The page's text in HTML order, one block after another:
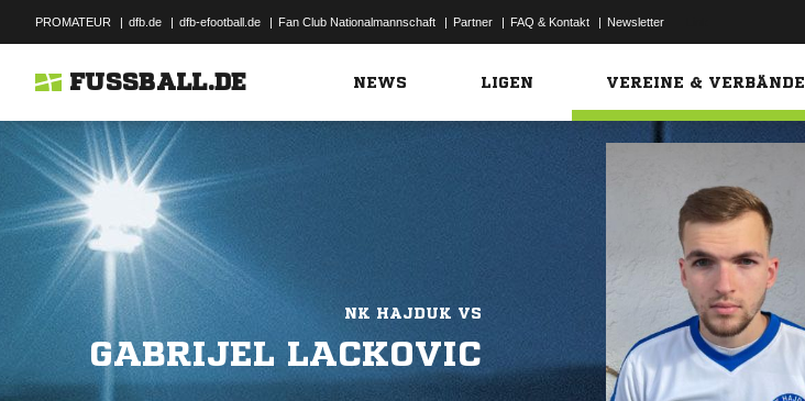
PROMATEUR | dfb.de | dfb-efootball.de | Fan Club Nationalmannschaft | Partner | FAQ & Kontakt | Newsletter
FUSSBALL.DE NEWS LIGEN VEREINE & VERBÄNDE
NK HAJDUK VS
GABRIJEL LACKOVIC